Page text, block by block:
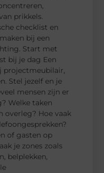
prikkels.
checklist en
bij een
Start met
bij je dag Een
projectmeubilair,
Stel jezelf en je
mensen zijn er
Welke taken
overleg? Hoe vaak
of gasten op
je zones zoals
belplekken,